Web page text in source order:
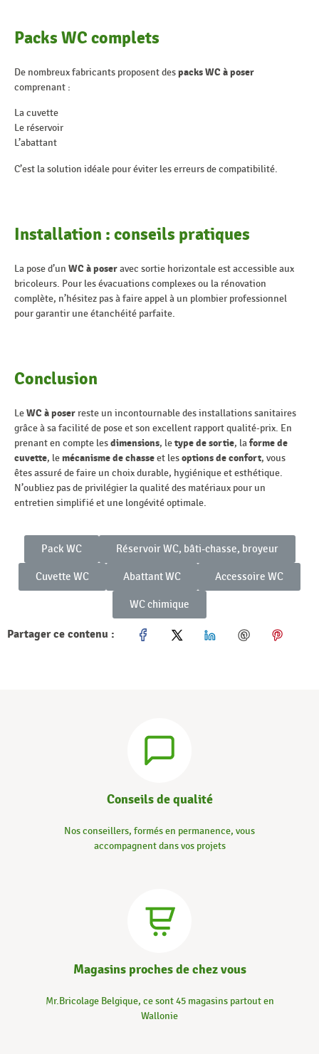
Packs WC complets
De nombreux fabricants proposent despacks WC à poser
comprenant :
La cuvette
Le réservoir
L’abattant
C’est la solution idéale pour éviter les erreurs de compatibilité.
Installation : conseils pratiques
La pose d’un WC à poseravec sortie horizontale est accessible aux
bricoleurs. Pour les évacuations complexes ou la rénovation
complète, n’hésitez pas à faire appel à un plombier professionnel
pour garantir une étanchéité parfaite.
Conclusion
LeWC à poserreste un incontournable des installations sanitaires
grâce à sa facilité de pose et son excellent rapport qualité-prix. En
prenant en compte lesdimensions, letype de sortie, laforme de
cuvette, lemécanisme de chasseet lesoptions de confort, vous
êtes assuré de faire un choix durable, hygiénique et esthétique.
N’oubliez pas de privilégier la qualité des matériaux pour un
entretien simplifié et une longévité optimale.
Pack WC Réservoir WC, bâti-chasse, broyeur
Cuvette WC Abattant WC Accessoire WC
WC chimique
Partager ce contenu :
Conseils de qualité
Nos conseillers, formés en permanence, vous
accompagnent dans vos projets
Magasins proches de chez vous
Mr.Bricolage Belgique, ce sont 45 magasins partout en
Wallonie